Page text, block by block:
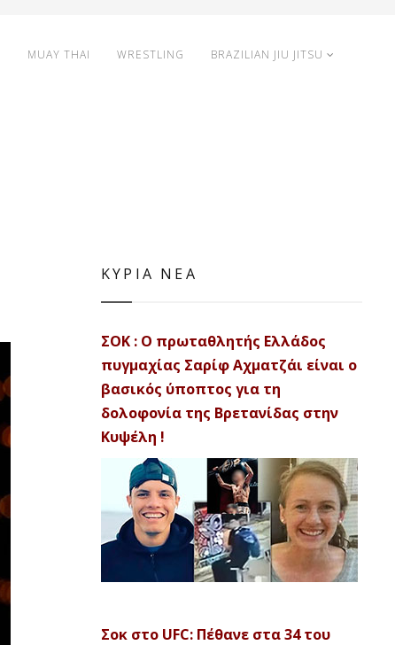
MUAY THAI WRESTLING BRAZILIAN JIU JITSU
ΚΥΡΙΑ ΝΕΑ
ΣΟΚ : Ο πρωταθλητής Ελλάδος
πυγμαχίας Σαρίφ Αχματζάι είναι ο
βασικός ύποπτος για τη
δολοφονία της Βρετανίδας στην
Κυψέλη !
Σοκ στο UFC: Πέθανε στα 34 του